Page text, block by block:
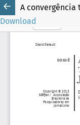
A
Download